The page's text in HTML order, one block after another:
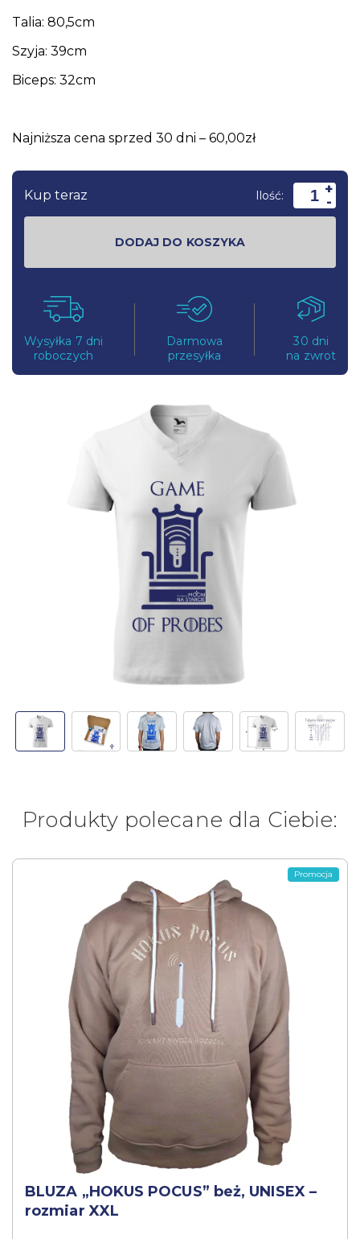
Talia: 80,5cm
Szyja: 39cm
Biceps: 32cm
Najniższa cena sprzed 30 dni – 60,00zł
Kup teraz Ilość: +
-
DODAJ DO KOSZYKA
Wysyłka 7 dni
roboczych
Darmowa
przesyłka
30 dni
na zwrot
Produkty polecane dla Ciebie:
BLUZA „HOKUS POCUS” beż, UNISEX –
rozmiar XXL
Promocja